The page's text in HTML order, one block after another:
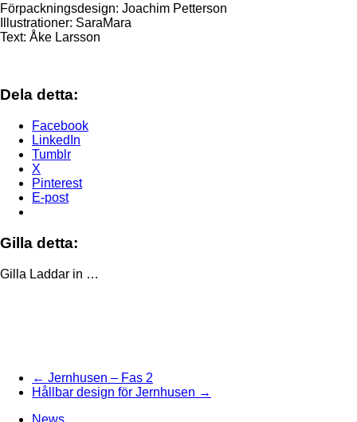
Förpackningsdesign: Joachim Petterson
Illustrationer: SaraMara
Text: Åke Larsson
Dela detta:
Facebook
LinkedIn
Tumblr
X
Pinterest
E-post
Gilla detta:
Gilla Laddar in …
← Jernhusen – Fas 2
Hållbar design för Jernhusen →
News